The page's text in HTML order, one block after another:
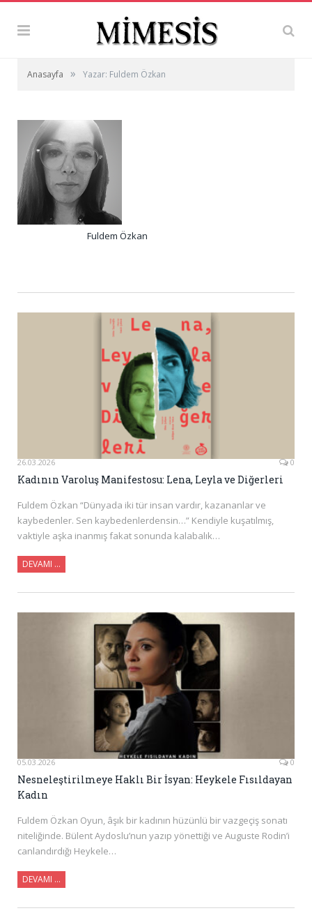
Anasayfa » Yazar: Fuldem Özkan
Fuldem Özkan
26.03.2026 0
Kadının Varoluş Manifestosu: Lena, Leyla ve Diğerleri
Fuldem Özkan “Dünyada iki tür insan vardır, kazananlar ve
kaybedenler. Sen kaybedenlerdensin…” Kendiyle kuşatılmış,
vaktiyle aşka inanmış fakat sonunda kalabalık…
DEVAMI …
05.03.2026 0
Nesneleştirilmeye Haklı Bir İsyan: Heykele Fısıldayan
Kadın
Fuldem Özkan Oyun, âşık bir kadının hüzünlü bir vazgeçiş sonatı
niteliğinde. Bülent Aydoslu’nun yazıp yönettiği ve Auguste Rodin’i
canlandırdığı Heykele…
DEVAMI …